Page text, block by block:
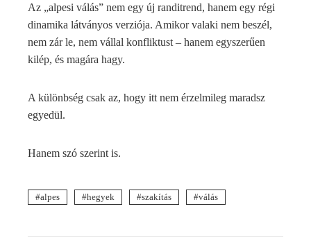
Az „alpesi válás” nem egy új randitrend, hanem egy régi
dinamika látványos verziója. Amikor valaki nem beszél,
nem zár le, nem vállal konfliktust – hanem egyszerűen
kilép, és magára hagy.
A különbség csak az, hogy itt nem érzelmileg maradsz
egyedül.
Hanem szó szerint is.
alpes hegyek szakítás válás